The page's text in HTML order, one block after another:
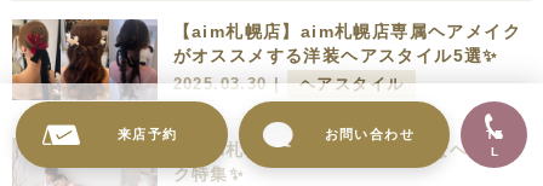
【aim札幌店】aim札幌店専属ヘアメイク
がオススメする洋装ヘアスタイル5選✨
2025.03.30 | ヘアスタイル
【aim札幌店】和装にぴったりなヘアメイ
ク特集✨
来店予約 お問い合わせ
TE
L